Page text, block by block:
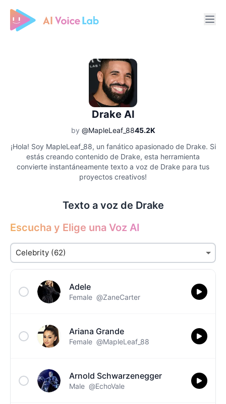
Free AI Cover & AI Voice Over
Drake AI
by @MapleLeaf_8845.2K
¡Hola! Soy MapleLeaf_88, un fanático apasionado de Drake. Si
estás creando contenido de Drake, esta herramienta
convierte instantáneamente texto a voz de Drake para tus
proyectos creativos!
Texto a voz de Drake
Escucha y Elige una Voz AI
Adele
Female @ZaneCarter
Ariana Grande
Female @MapleLeaf_88
Arnold Schwarzenegger
Male @EchoVale